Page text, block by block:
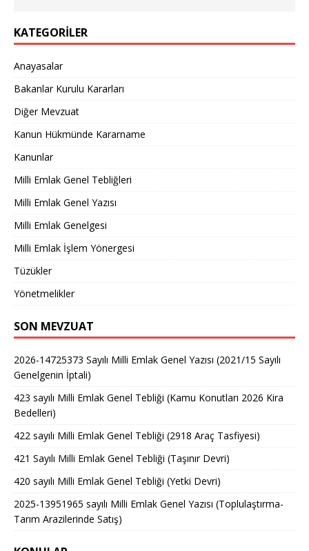
KATEGORILER
Anayasalar
Bakanlar Kurulu Kararları
Diğer Mevzuat
Kanun Hükmünde Kararname
Kanunlar
Milli Emlak Genel Tebliğleri
Milli Emlak Genel Yazısı
Milli Emlak Genelgesi
Milli Emlak İşlem Yönergesi
Tüzükler
Yönetmelikler
SON MEVZUAT
2026-14725373 Sayılı Milli Emlak Genel Yazısı (2021/15 Sayılı
Genelgenin İptali)
423 sayılı Milli Emlak Genel Tebliği (Kamu Konutları 2026 Kira
Bedelleri)
422 sayılı Milli Emlak Genel Tebliği (2918 Araç Tasfiyesi)
421 Sayılı Milli Emlak Genel Tebliği (Taşınır Devri)
420 sayılı Milli Emlak Genel Tebliği (Yetki Devri)
2025-13951965 sayılı Milli Emlak Genel Yazısı (Toplulaştırma-
Tarım Arazilerinde Satış)